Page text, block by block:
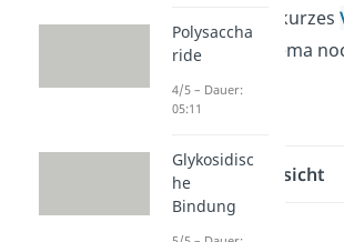
dir gerne unser kurzes
wenn du das Thema
verstehen willst!
Inhaltsübersicht
Polysaccha
ride
4/5 – Dauer:
05:11
Glykosidisc
he
Bindung